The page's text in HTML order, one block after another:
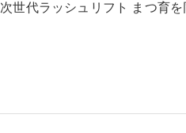
次世代ラッシュリフト まつ育